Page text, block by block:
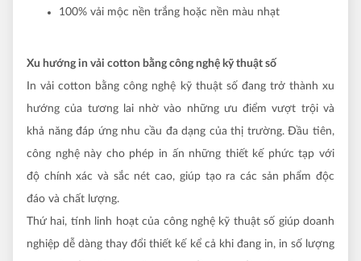
100% vải mộc nền trắng hoặc nền màu nhạt
Xu hướng in vải cotton bằng công nghệ kỹ thuật số
In vải cotton bằng công nghệ kỹ thuật số đang trở thành xu
hướng của tương lai nhờ vào những ưu điểm vượt trội và
khả năng đáp ứng nhu cầu đa dạng của thị trường. Đầu tiên,
công nghệ này cho phép in ấn những thiết kế phức tạp với
độ chính xác và sắc nét cao, giúp tạo ra các sản phẩm độc
đáo và chất lượng.
Thứ hai, tính linh hoạt của công nghệ kỹ thuật số giúp doanh
nghiệp dễ dàng thay đổi thiết kế kể cả khi đang in, in số lượng